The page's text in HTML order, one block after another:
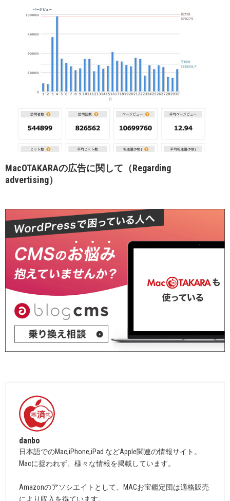
MacOTAKARAの広告に関して（Regarding
advertising）
danbo
日本語でのMac,iPhone,iPad などApple関連の情報サイト。
Macに捉われず、様々な情報を掲載しています。
Amazonのアソシエイトとして、MACお宝鑑定団は適格販売
により収入を得ています。